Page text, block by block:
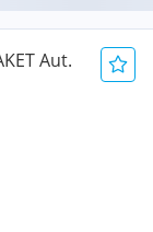
Aut.